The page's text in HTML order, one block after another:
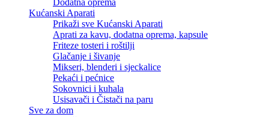
Dodatna oprema
Kućanski Aparati
Prikaži sve Kućanski Aparati
Aprati za kavu, dodatna oprema, kapsule
Friteze tosteri i roštilji
Glačanje i šivanje
Mikseri, blenderi i sjeckalice
Pekaći i pećnice
Sokovnici i kuhala
Usisavači i Čistači na paru
Sve za dom